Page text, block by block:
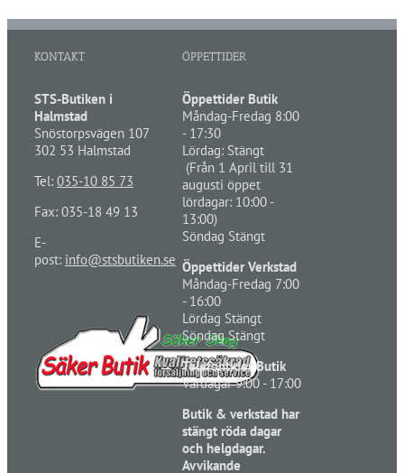
KONTAKT
STS-Butiken i
Halmstad
Snöstorpsvägen 107
302 53 Halmstad
Tel: 035-10 85 73
Fax: 035-18 49 13
E-
post: info@stsbutiken.se
ÖPPETTIDER
Öppettider Butik
Måndag-Fredag 8:00
- 17:30
Lördag: Stängt
(Från 1 April till 31
augusti öppet
lördagar: 10:00 -
13:00)
Söndag Stängt
Öppettider Verkstad
Måndag-Fredag 7:00
- 16:00
Lördag Stängt
Söndag Stängt
Telefontider Butik
Vardagar 9:00 - 17:00
Butik & verkstad har
stängt röda dagar
och helgdagar.
Avvikande